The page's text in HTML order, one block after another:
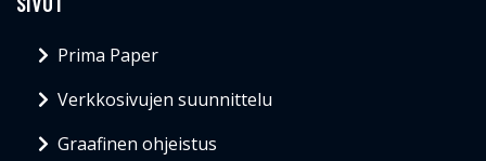
Prima Paper
Verkkosivujen suunnittelu
Graafinen ohjeistus